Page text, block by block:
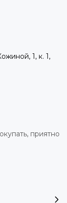
1, к. 1,
приятно